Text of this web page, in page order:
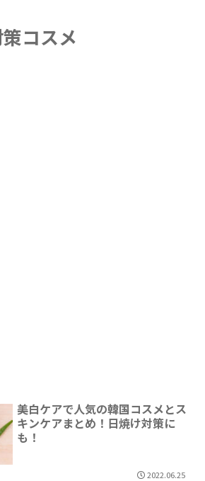
コスメ
美白ケアで人気の韓国コスメとス
キンケアまとめ！日焼け対策に
も！
2022.06.25